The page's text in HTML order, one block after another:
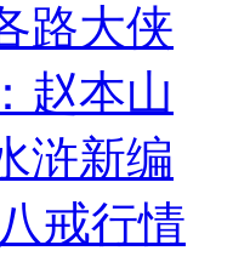
路大侠
赵本山
浒新编
戒行情